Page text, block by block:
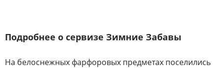
Подробнее о сервизе Зимние Забавы
На белоснежных фарфоровых предметах поселились